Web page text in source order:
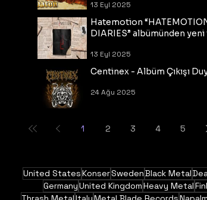
13 Eyl 2025
Hatemotion
DIARIES” albümünden
13 Eyl 2025
Centinex - Albüm Çıkışı
24 Ağu 2025
1 2 3 4 5
United StatesKonserSwedenBlack Metal
GermanyUnited KingdomHeavy Metal